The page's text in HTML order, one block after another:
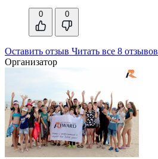
0 0
Оставить отзыв Читать все 8 отзывов
Организатор